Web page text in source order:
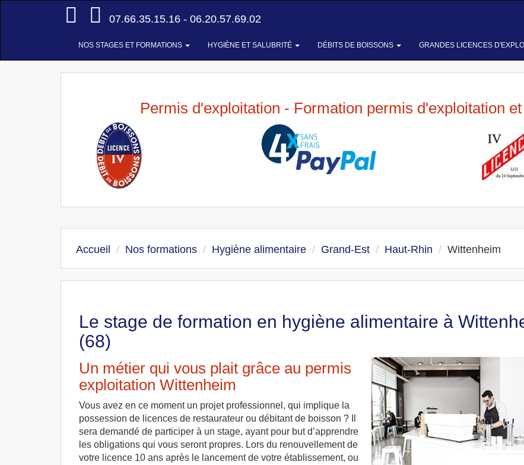
Accueil
07.66.35.15.16 - 06.20.57.69.02
NOS STAGES ET FORMATIONS HYGIÈNE ET SALUBRITÉ DÉBITS DE BOISSONS GRANDES LICENCES
Permis d'exploitation - Formation permis d'exploitation
Accueil Nos formations Hygiène alimentaire Grand-Est Haut-Rhin Wittenheim
Le stage de formation en hygiène alimentaire à
(68)
Un métier qui vous plait grâce au permis
exploitation Wittenheim
Vous avez en ce moment un projet professionnel, qui implique la
possession de licences de restaurateur ou débitant de boisson ? Il
sera demandé de participer à un stage, ayant pour but d’apprendre
les obligations qui vous seront propres. Lors du renouvellement de
votre licence 10 ans après le lancement de votre établissement, ou